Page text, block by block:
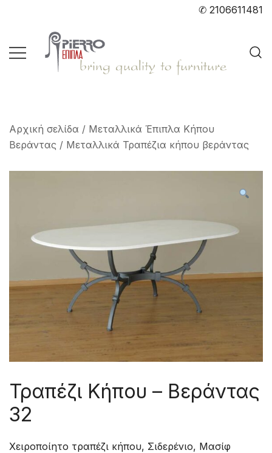
✆ 2106611481
Αρχική σελίδα / Μεταλλικά Έπιπλα Κήπου
Βεράντας / Μεταλλικά Τραπέζια κήπου βεράντας
Τραπέζι Κήπου – Βεράντας
32
Χειροποίητο τραπέζι κήπου, Σιδερένιο, Μασίφ